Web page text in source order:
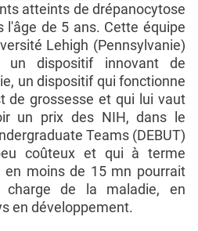
atteints de drépanocytose
l'âge de 5 ans. Cette équipe
Lehigh (Pennsylvanie)
un dispositif innovant de
un dispositif qui fonctionne
de grossesse et qui lui vaut
un prix des NIH, dans le
Teams (DEBUT)
coûteux et qui à terme
en moins de 15 mn pourrait
de la maladie, en
en développement.